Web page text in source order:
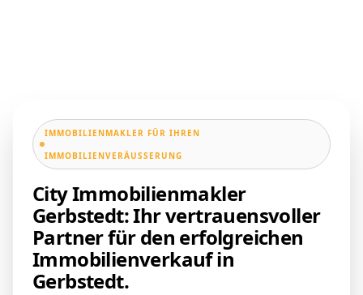
IMMOBILIENMAKLER FÜR IHREN
IMMOBILIENVERÄUSSERUNG
City Immobilienmakler
Gerbstedt: Ihr vertrauensvoller
Partner für den erfolgreichen
Immobilienverkauf in
Gerbstedt.